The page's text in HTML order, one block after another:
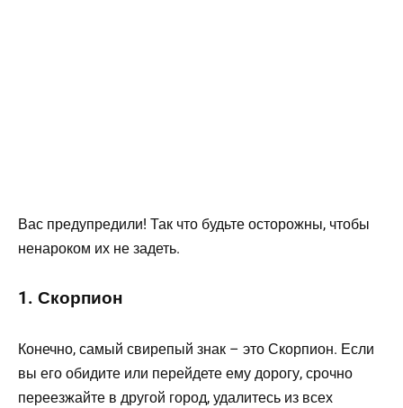
Вас предупредили! Так что будьте осторожны, чтобы
ненароком их не задеть.
1. Скорпион
Конечно, самый свирепый знак – это Скорпион. Если
вы его обидите или перейдете ему дорогу, срочно
переезжайте в другой город, удалитесь из всех